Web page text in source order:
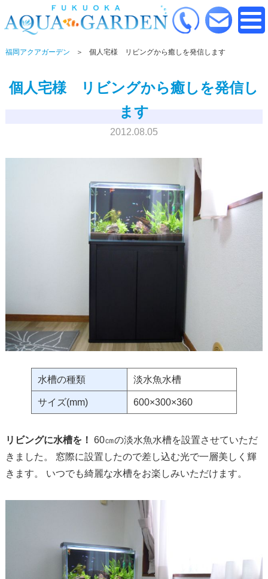
福岡アクアガーデン 個人宅様 リビングから癒しを発信します
個人宅様 リビングから癒しを発信し
ます
2012.08.05
水槽の種類 淡水魚水槽
サイズ(mm) 600×300×360
リビングに水槽を！ 60㎝の淡水魚水槽を設置させていただ
きました。 窓際に設置したので差し込む光で一層美しく輝
きます。 いつでも綺麗な水槽をお楽しみいただけます。